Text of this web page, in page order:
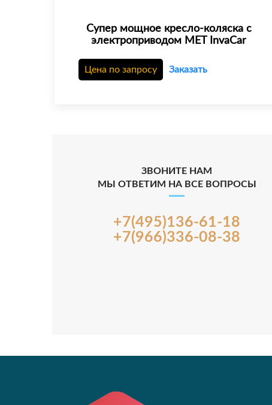
Супер мощное кресло-коляска с
электроприводом MET InvaCar
Цена по запросу Заказать
ЗВОНИТЕ НАМ
МЫ ОТВЕТИМ НА ВСЕ ВОПРОСЫ
+7(495)136-61-18
+7(966)336-08-38